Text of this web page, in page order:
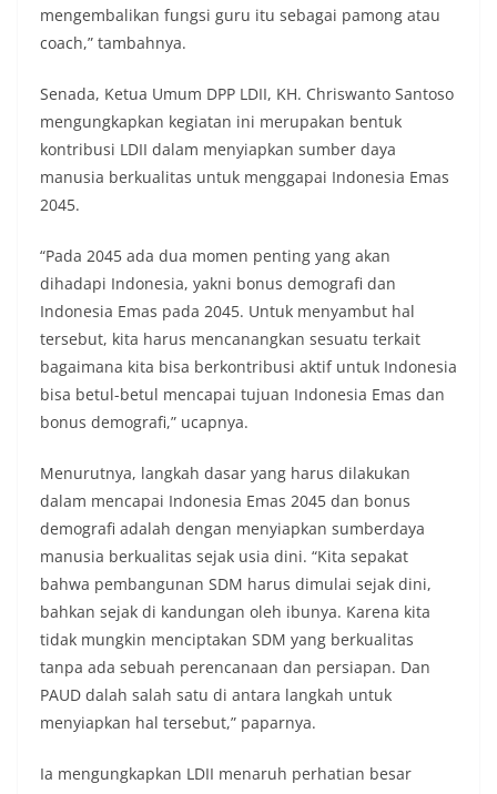
mengembalikan fungsi guru itu sebagai pamong atau
coach,” tambahnya.
Senada, Ketua Umum DPP LDII, KH. Chriswanto Santoso
mengungkapkan kegiatan ini merupakan bentuk
kontribusi LDII dalam menyiapkan sumber daya
manusia berkualitas untuk menggapai Indonesia Emas
2045.
“Pada 2045 ada dua momen penting yang akan
dihadapi Indonesia, yakni bonus demografi dan
Indonesia Emas pada 2045. Untuk menyambut hal
tersebut, kita harus mencanangkan sesuatu terkait
bagaimana kita bisa berkontribusi aktif untuk Indonesia
bisa betul-betul mencapai tujuan Indonesia Emas dan
bonus demografi,” ucapnya.
Menurutnya, langkah dasar yang harus dilakukan
dalam mencapai Indonesia Emas 2045 dan bonus
demografi adalah dengan menyiapkan sumberdaya
manusia berkualitas sejak usia dini. “Kita sepakat
bahwa pembangunan SDM harus dimulai sejak dini,
bahkan sejak di kandungan oleh ibunya. Karena kita
tidak mungkin menciptakan SDM yang berkualitas
tanpa ada sebuah perencanaan dan persiapan. Dan
PAUD dalah salah satu di antara langkah untuk
menyiapkan hal tersebut,” paparnya.
Ia mengungkapkan LDII menaruh perhatian besar